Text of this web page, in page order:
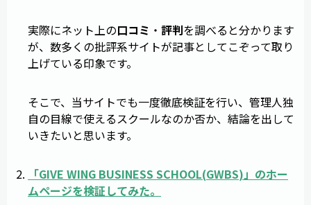
実際にネット上の口コミ ・ 評判を調べると分かります
が、数多くの批評系サイトが記事としてこぞって取り
上げている印象です。
そこで、当サイトでも一度徹底検証を行い、管理人独
自の目線で使えるスクールなのか否か、結論を出して
いきたいと思います。
「GIVE WING BUSINESS SCHOOL(GWBS)」のホー
ムページを検証してみた。